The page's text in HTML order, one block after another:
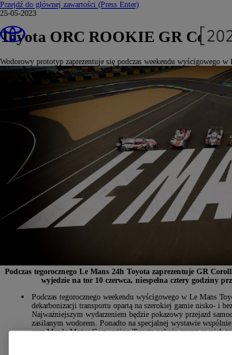
Przejdź do głównej zawartości (Press Enter)
25-05-2023
Toyota ORC ROOKIE GR
Wodorowy prototyp zaprezentuje się podczas weekendu wyścigowego w
Podczas tegorocznego Le Mans 24h Toyota zaprezentuje GR
wyjedzie na tor 10 czerwca, niespełna cztery godziny
Podczas tegorocznego weekendu wyścigowego w Le Mans
dekarbonizacji transportu opartą na szerokiej gamie nisko- i
Najważniejszym wydarzeniem będzie pokazowy przejazd
zasilanym wodorem. Ponadto na specjalnej wystawie
oraz Mazda Motor Corporation Toyota pokaże szereg swoich